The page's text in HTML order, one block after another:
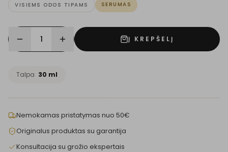
VISIEMS ODOS TIPAMS SERUMAS
1 Į KREPŠELĮ
Talpa 30 ml
Nemokamas pristatymas nuo 50€
Originalus produktas su garantija
Konsultacija su grožio ekspertais